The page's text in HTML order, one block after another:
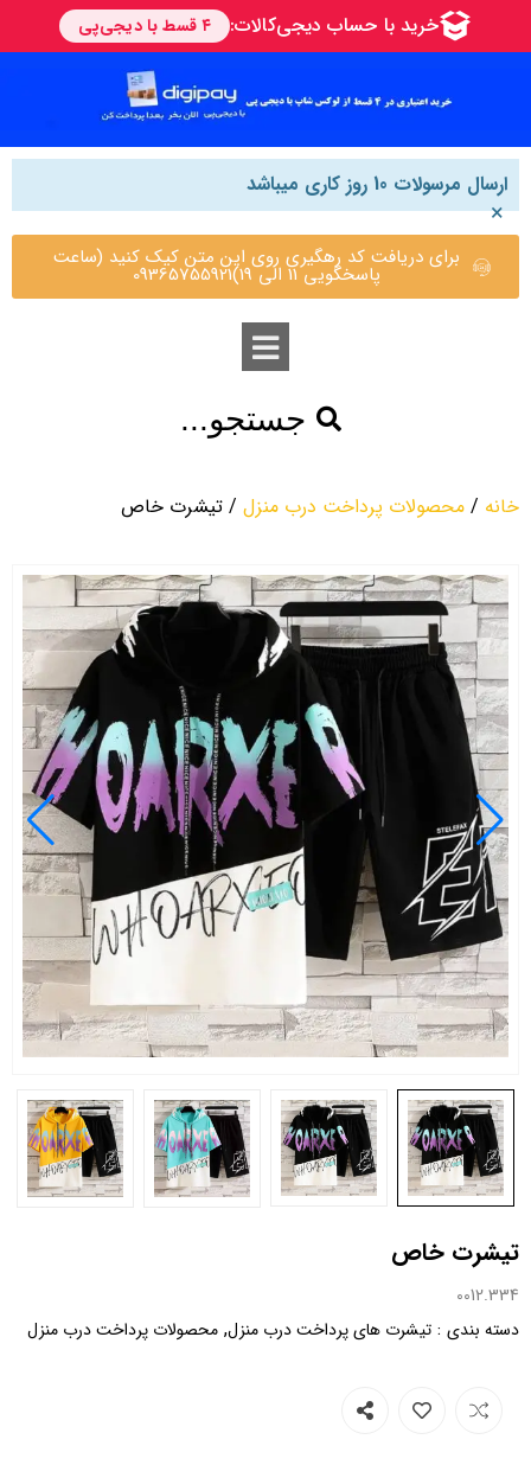
ارسال مرسولات 10 روز کاری میباشد
×
برای دریافت کد رهگیری روی این متن کیک کنید (ساعت
پاسخگویی 11 الی 19)09365755921
جستجو...
خانه / محصولات پرداخت درب منزل / تیشرت خاص
تیشرت خاص
0012.334
دسته بندی : تیشرت های پرداخت درب منزل, محصولات پرداخت درب منزل